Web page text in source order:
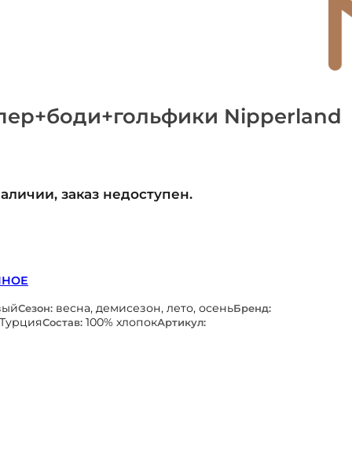
Nipperland
заказ недоступен.
Сезон: весна, демисезон, лето, осеньБренд:
ТурцияСостав: 100% хлопокАртикул: